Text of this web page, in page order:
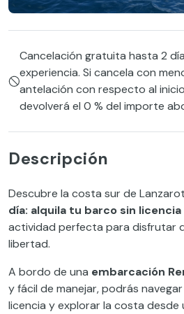
Cancelación gratuita hasta 2
experiencia. Si cancela con
antelación con respecto al
devolverá el 0 % del importe
Descripción
Descubre la costa sur de
día: alquila tu barco sin licencia
actividad perfecta para disfrutar
libertad.
A bordo de una embarcación
y fácil de manejar, podrás
licencia y explorar la costa desde